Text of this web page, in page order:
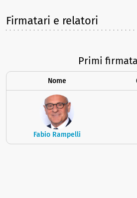
Firmatari e relatori
Primi
Nome
Fabio Rampelli